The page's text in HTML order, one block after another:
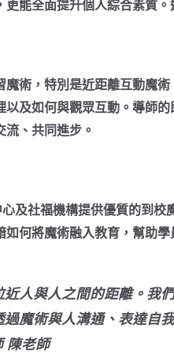
能全面提升個人綜合素質
術，特別是近距離互動魔
及如何與觀眾互動。導師
、共同進步。
及社福機構提供優質的到
何將魔術融入教育，幫助
近人與人之間的距離。我
魔術與人溝通、表達自
陳老師